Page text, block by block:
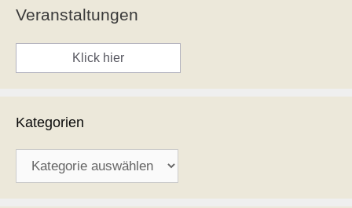
Veranstaltungen
Klick hier
Kategorien